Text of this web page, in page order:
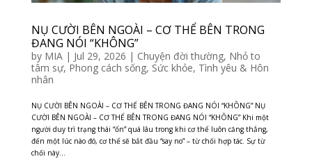
NỤ CƯỜI BÊN NGOÀI – CƠ THỂ BÊN TRONG
ĐANG NÓI “KHÔNG”
by MIA| Jul 29, 2026 | Chuyện đời thường, Nhỏ to
tâm sự, Phong cách sống, Sức khỏe, Tình yêu & Hôn
nhân
NỤ CƯỜI BÊN NGOÀI – CƠ THỂ BÊN TRONG ĐANG NÓI “KHÔNG” NỤ
CƯỜI BÊN NGOÀI – CƠ THỂ BÊN TRONG ĐANG NÓI “KHÔNG” Khi một
người duy trì trạng thái “ổn” quá lâu trong khi cơ thể luôn căng thẳng,
đến một lúc nào đó, cơ thể sẽ bắt đầu “say no” – từ chối hợp tác. Sự từ
chối này...